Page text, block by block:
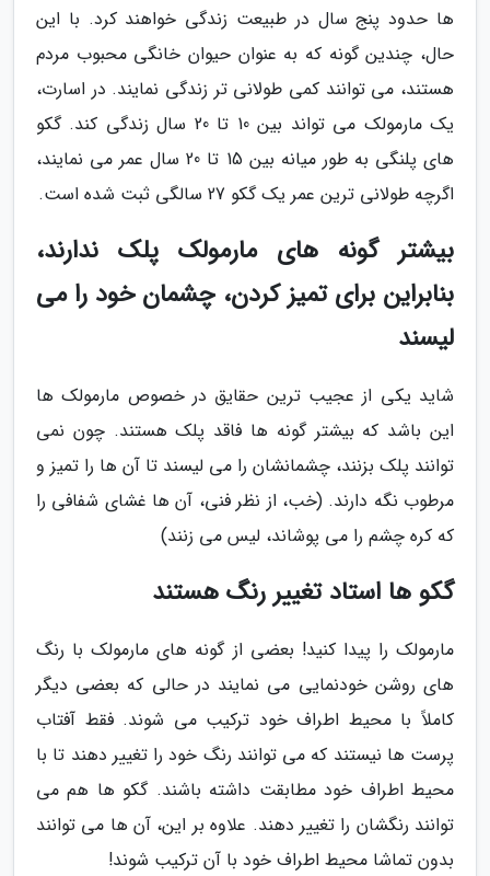
ها حدود پنج سال در طبیعت زندگی خواهند کرد. با این
حال، چندین گونه که به عنوان حیوان خانگی محبوب مردم
هستند، می توانند کمی طولانی تر زندگی نمایند. در اسارت،
یک مارمولک می تواند بین 10 تا 20 سال زندگی کند. گکو
های پلنگی به طور میانه بین 15 تا 20 سال عمر می نمایند،
اگرچه طولانی ترین عمر یک گکو 27 سالگی ثبت شده است.
بیشتر گونه های مارمولک پلک ندارند،
بنابراین برای تمیز کردن، چشمان خود را می
لیسند
شاید یکی از عجیب ترین حقایق در خصوص مارمولک ها
این باشد که بیشتر گونه ها فاقد پلک هستند. چون نمی
توانند پلک بزنند، چشمانشان را می لیسند تا آن ها را تمیز و
مرطوب نگه دارند. (خب، از نظر فنی، آن ها غشای شفافی را
که کره چشم را می پوشاند، لیس می زنند)
گکو ها استاد تغییر رنگ هستند
مارمولک را پیدا کنید! بعضی از گونه های مارمولک با رنگ
های روشن خودنمایی می نمایند در حالی که بعضی دیگر
کاملاً با محیط اطراف خود ترکیب می شوند. فقط آفتاب
پرست ها نیستند که می توانند رنگ خود را تغییر دهند تا با
محیط اطراف خود مطابقت داشته باشند. گکو ها هم می
توانند رنگشان را تغییر دهند. علاوه بر این، آن ها می توانند
بدون تماشا محیط اطراف خود با آن ترکیب شوند!